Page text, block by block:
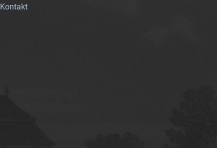
Kontakt